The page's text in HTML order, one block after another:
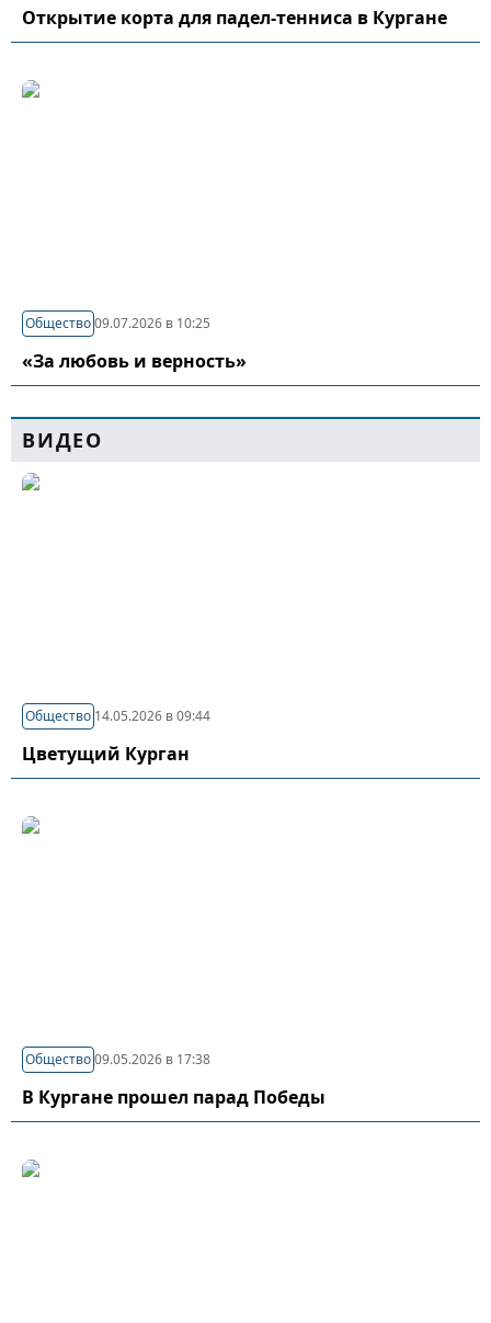
Открытие корта для падел-тенниса в Кургане
Общество09.07.2026 в 10:25
«За любовь и верность»
ВИДЕО
Общество 14.05.2026 в 09:44
Цветущий Курган
Общество09.05.2026 в 17:38
В Кургане прошел парад Победы